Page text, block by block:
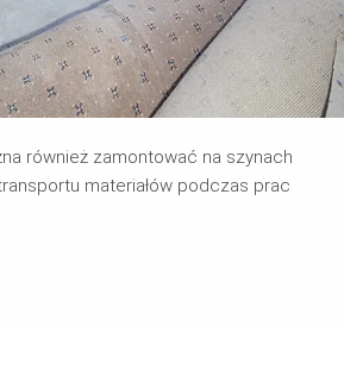
również zamontować na szynach
materiałów podczas prac